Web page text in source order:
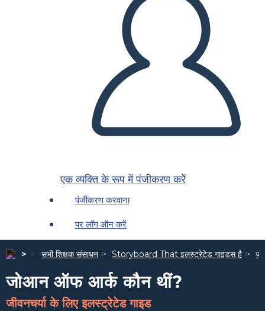
एक व्यक्ति के रूप में पंजीकरण करें
पंजीकरण करवाना
पर लॉग ऑन करें
सभी शिक्षक संसाधन Storyboard That इलस्ट्रेटेड गाइड्स है
जोआन ऑफ आर्क कौन थीं?
जीवनचर्या के लिए इलस्ट्रेटेड गाइड